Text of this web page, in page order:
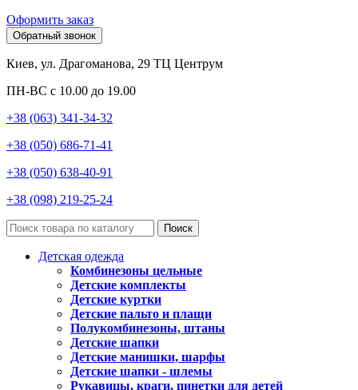
Оформить заказ
Обратный звонок
Киев, ул. Драгоманова, 29 ТЦ Центрум
ПН-ВС с 10.00 до 19.00
+38 (063) 341-34-32
+38 (050) 686-71-41
+38 (050) 638-40-91
+38 (098) 219-25-24
Поиск
Детская одежда
Комбинезоны цельные
Детские комплекты
Детские куртки
Детские пальто и плащи
Полукомбинезоны, штаны
Детские шапки
Детские манишки, шарфы
Детские шапки - шлемы
Рукавицы, краги, пинетки для детей